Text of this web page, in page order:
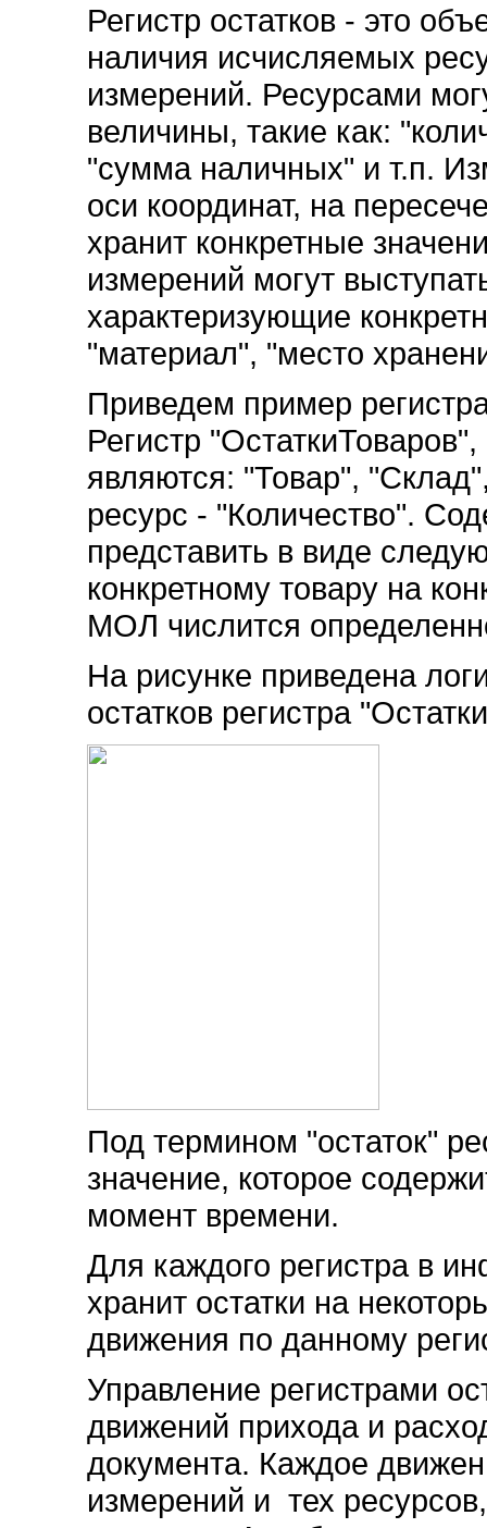
Регистр остатков - это
наличия исчисляемых
измерений. Ресурсами
величины, такие как:
"сумма наличных" и т.п.
оси координат, на
хранит конкретные
измерений могут
характеризующие
"материал", "место
Приведем пример
Регистр
являются: "Товар",
ресурс - "Количество".
представить в виде
конкретному товару на
МОЛ числится
На рисунке приведена
остатков регистра
Под термином "остаток"
значение, которое
момент времени.
Для каждого регистра в
хранит остатки на
движения по данному
Управление регистрами
движений прихода и
документа. Каждое
измерений и тех